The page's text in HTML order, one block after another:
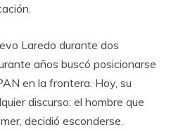
Laredo durante dos
años buscó posicionarse
en la frontera. Hoy, su
discurso: el hombre que
decidió esconderse.